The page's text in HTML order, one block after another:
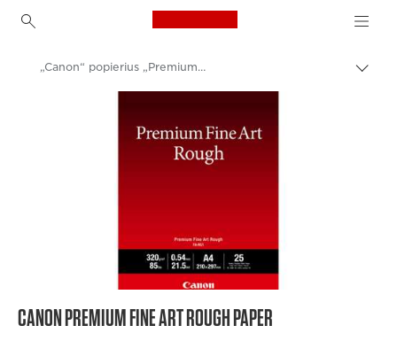
Canon Logo, back to
„Canon“ spausdintuvai
Fotopopierius – A4, A3, A3+, A2, 4x6, 5x5, 5x7 – blizgus, matinis, žvilgus
„Canon“ popierius „Premium Fine Art Rough“
CANON PREMIUM FINE ART ROUGH PAPER